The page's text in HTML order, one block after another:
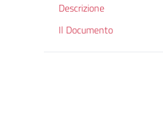
Descrizione
Il Documento